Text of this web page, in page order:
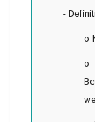
-
o
o